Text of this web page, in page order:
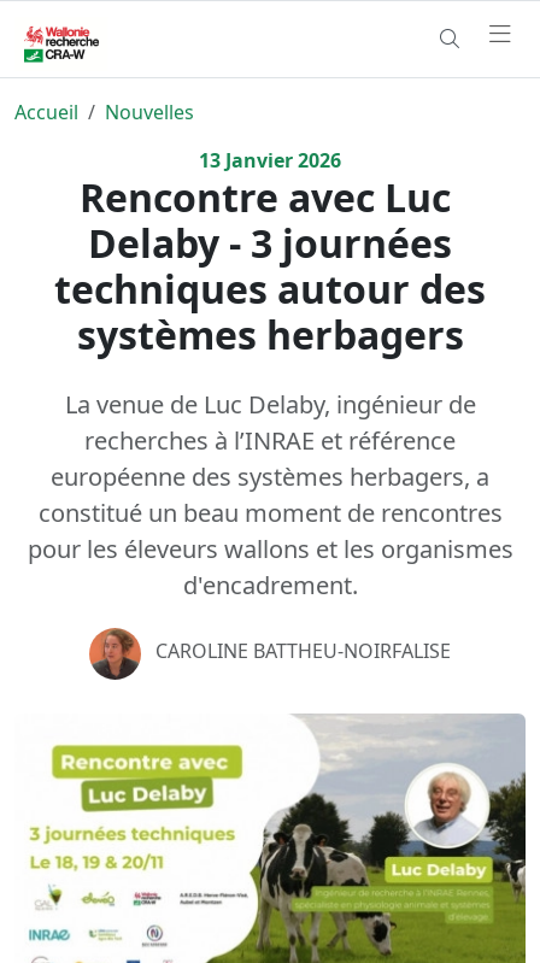
Accueil
Nouvelles
13 Janvier2026
Rencontre avec Luc ​
Delaby - 3 journées
techniques autour des
systèmes herbagers
La venue de Luc Delaby, ingénieur de
recherches à l’INRAE et référence
européenne des systèmes herbagers, a
constitué un beau moment de rencontres
pour les éleveurs wallons et les organismes
d'encadrement.
CAROLINE BATTHEU-NOIRFALISE